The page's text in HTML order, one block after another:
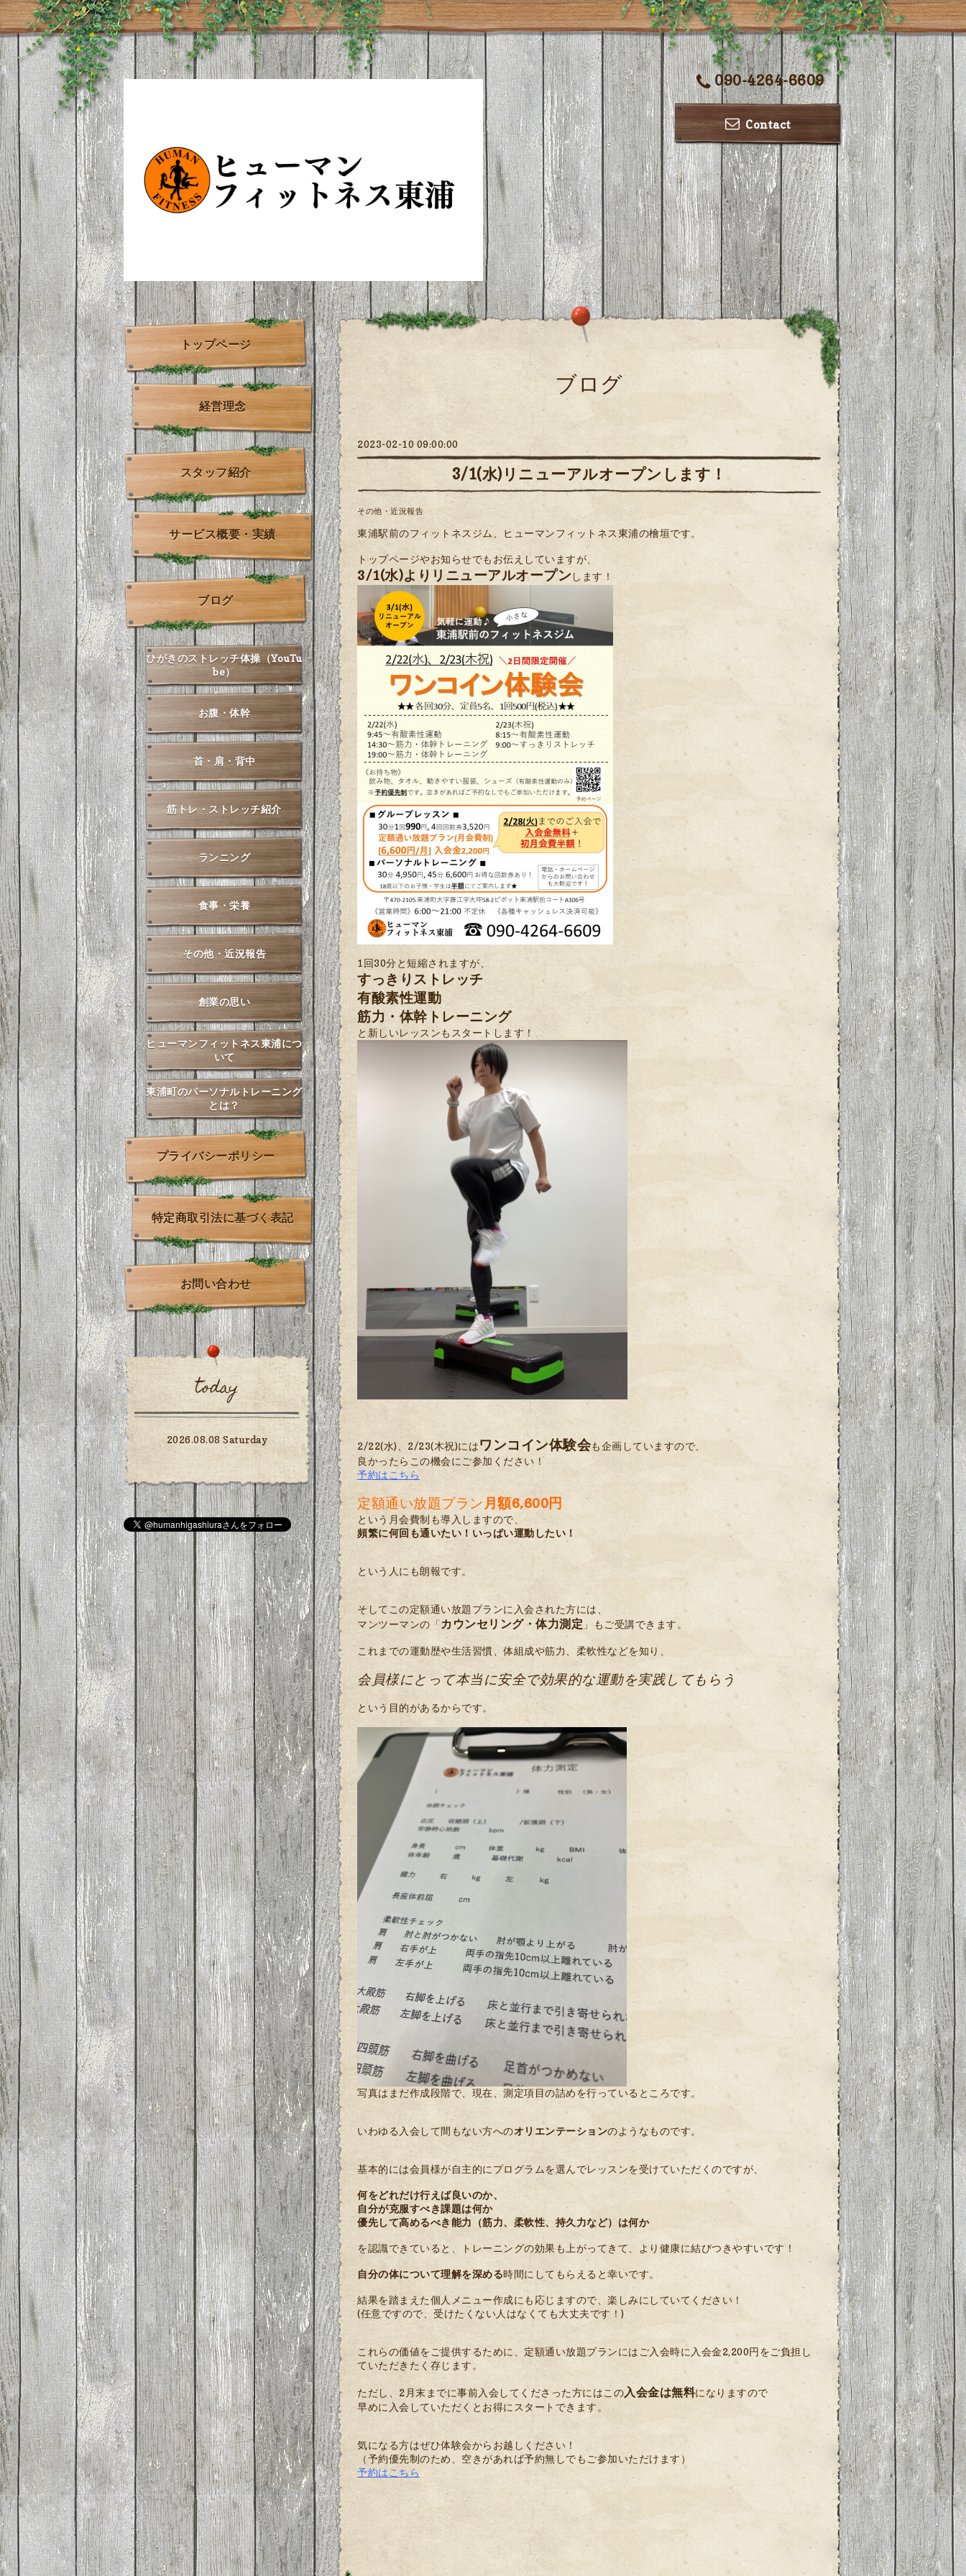
090-4264-6609
Contact
ブログ
2023-02-10 09:00:00
3/1(水)リニューアルオープンします！
その他・近況報告
東浦駅前のフィットネスジム、ヒューマンフィットネス東浦の檜垣です。
トップページやお知らせでもお伝えしていますが、
3/1(水)よりリニューアルオープン します！
1回30分と短縮されますが、
すっきりストレッチ
有酸素性運動
筋力・体幹トレーニング
と新しいレッスンもスタートします！
2/22(水)、2/23(木祝)にはワンコイン体験会も企画していますので、
良かったらこの機会にご参加ください！
予約はこちら
定額通い放題プラン 月額6,600円
という月会費制も導入しますので、
頻繁に何回も通いたい！いっぱい運動したい！
という人にも朗報です。
そしてこの定額通い放題プランに入会された方には、
マンツーマンの「カウンセリング・ 体力測定 」もご受講できます。
これまでの運動歴や生活習慣、体組成や筋力、柔軟性などを知り、
会員様にとって本当に安全で効果的な運動を実践してもらう
という目的があるからです。
写真はまだ作成段階で、現在、測定項目の詰めを行っているところです。
いわゆる入会して間もない方へのオリエンテーションのようなものです。
基本的には会員様が自主的にプログラムを選んでレッスンを受けていただくのですが、
何をどれだけ行えば良いのか、
自分が克服すべき課題は何か
優先して高めるべき能力（筋力、柔軟性、持久力など）は何か
を認識できていると、トレーニングの効果も上がってきて、より健康に結びつきやすいです！
自分の体について理解を深める時間にしてもらえると幸いです。
結果を踏まえた個人メニュー作成にも応じますので、楽しみにしていてください！
(任意ですので、受けたくない人はなくても大丈夫です！)
これらの価値をご提供するために、定額通い放題プランにはご入会時に入会金2,200円をご負担し
ていただきたく存じます。
ただし、2月末までに事前入会してくださった方にはこの入会金は無料になりますので
早めに入会していただくとお得にスタートできます。
気になる方はぜひ体験会からお越しください！
（予約優先制のため、空きがあれば予約無しでもご参加いただけます）
予約はこちら
トップページ
経営理念
スタッフ紹介
サービス概要・実績
ブログ
ひがきのストレッチ体操（YouTu
be）
お腹・体幹
首・肩・背中
筋トレ・ストレッチ紹介
ランニング
食事・栄養
その他・近況報告
創業の思い
ヒューマンフィットネス東浦につ
いて
東浦町のパーソナルトレーニング
とは？
プライバシーポリシー
特定商取引法に基づく表記
お問い合わせ
today
2026.08.08 Saturday